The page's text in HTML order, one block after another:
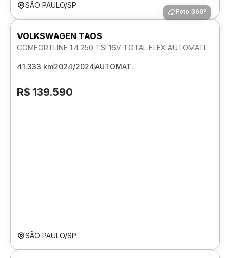
SÃO PAULO/SP
Foto 360º
VOLKSWAGEN TAOS
COMFORTLINE 1.4 250 TSI 16V TOTAL FLEX AUTOMATICO
41.333 km2024/2024AUTOMAT.
R$ 139.590
SÃO PAULO/SP